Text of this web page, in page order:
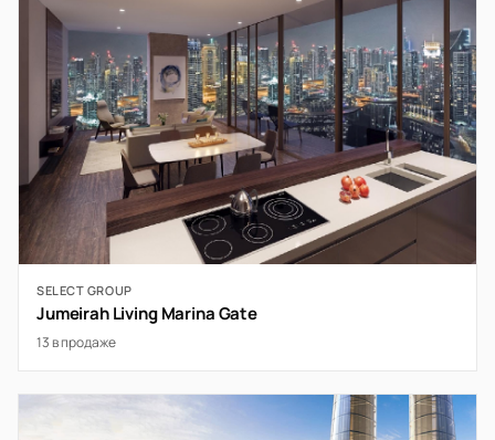
SELECT GROUP
Jumeirah Living Marina Gate
13 в продаже